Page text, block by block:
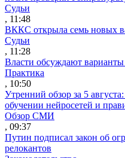
Судьи
, 11:48
ВККС открыла семь новых
Судьи
, 11:28
Власти обсуждают
Практика
, 10:50
Утренний обзор за 5
обучении нейросетей и
Обзор СМИ
, 09:37
Путин подписал закон об
релокантов